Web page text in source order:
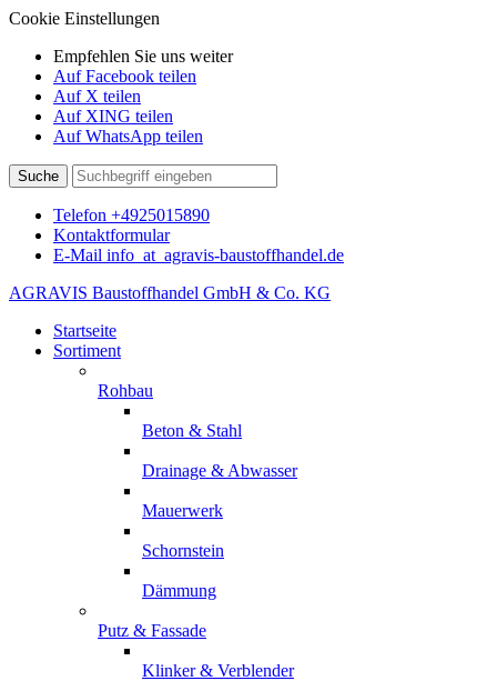
Cookie Einstellungen
Empfehlen Sie uns weiter
Auf Facebook teilen
Auf X teilen
Auf XING teilen
Auf WhatsApp teilen
Suche
Telefon +4925015890
Kontaktformular
E-Mail info _at_ agravis-baustoffhandel.de
AGRAVIS Baustoffhandel GmbH & Co. KG
Startseite
Sortiment
Rohbau
Beton & Stahl
Drainage & Abwasser
Mauerwerk
Schornstein
Dämmung
Putz & Fassade
Klinker & Verblender